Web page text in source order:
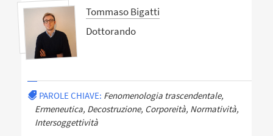
Tommaso Bigatti
Dottorando
PAROLE CHIAVE: Fenomenologia trascendentale,
Ermeneutica, Decostruzione, Corporeità, Normatività,
Intersoggettività